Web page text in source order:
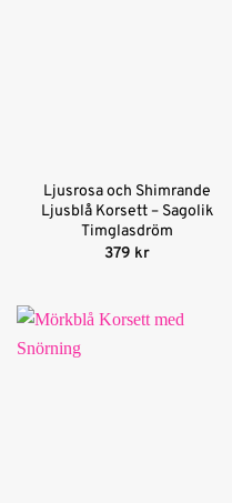
Ljusrosa och Shimrande
Ljusblå Korsett – Sagolik
Timglasdröm
379 kr